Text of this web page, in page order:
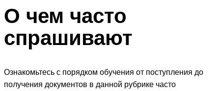
О чем часто
спрашивают
Ознакомьтесь с порядком обучения от поступления до
получения документов в данной рубрике часто